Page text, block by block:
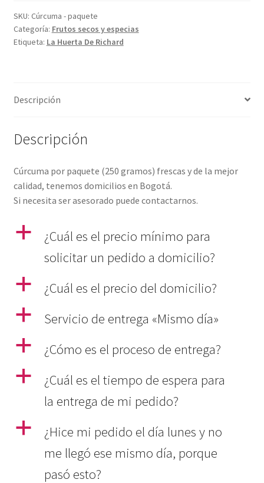
SKU: Cúrcuma - paquete
Categoría: Frutos secos y especias
Etiqueta: La Huerta De Richard
Descripción
Descripción
Cúrcuma por paquete (250 gramos) frescas y de la mejor
calidad, tenemos domicilios en Bogotá.
Si necesita ser asesorado puede contactarnos.
a
¿Cuál es el precio mínimo para
solicitar un pedido a domicilio?
a
¿Cuál es el precio del domicilio?
a
Servicio de entrega «Mismo día»
a
¿Cómo es el proceso de entrega?
a
¿Cuál es el tiempo de espera para
la entrega de mi pedido?
a
¿Hice mi pedido el día lunes y no
me llegó ese mismo día, porque
pasó esto?